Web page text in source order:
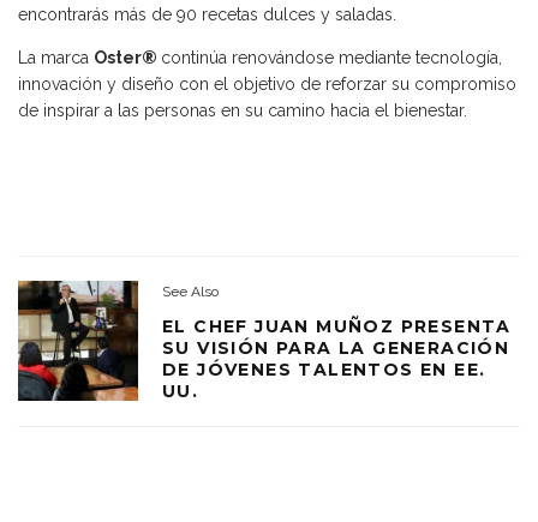
encontrarás más de 90 recetas dulces y saladas.
La marca Oster® continúa renovándose mediante tecnología,
innovación y diseño con el objetivo de reforzar su compromiso
de inspirar a las personas en su camino hacia el bienestar.
See Also
EL CHEF JUAN MUÑOZ PRESENTA
SU VISIÓN PARA LA GENERACIÓN
DE JÓVENES TALENTOS EN EE.
UU.